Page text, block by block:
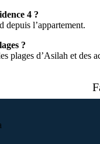
4 ?
depuis l’appartement.
?
plages d’Asilah et des